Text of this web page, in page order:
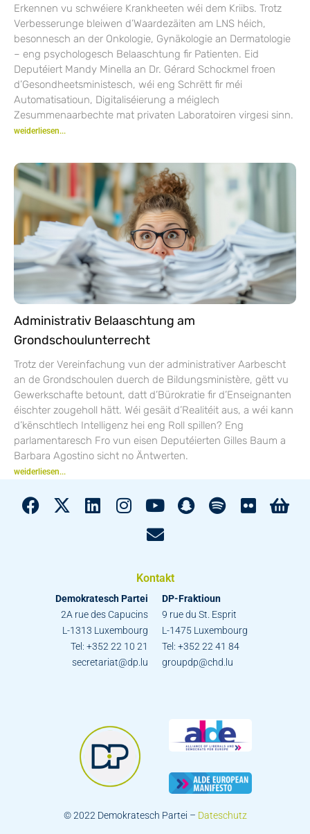
Erkennen vu schwéiere Krankheeten wéi dem Kriibs. Trotz
Verbesserunge bleiwen d’Waardezäiten am LNS héich,
besonnesch an der Onkologie, Gynäkologie an Dermatologie
– eng psychologesch Belaaschtung fir Patienten. Eid
Deputéiert Mandy Minella an Dr. Gérard Schockmel froen
d’Gesondheetsministesch, wéi eng Schrëtt fir méi
Automatisatioun, Digitaliséierung a méiglech
Zesummenaarbechte mat privaten Laboratoiren virgesi sinn.
weiderliesen...
Administrativ Belaaschtung am
Grondschoulunterrecht
Trotz der Vereinfachung vun der administrativer Aarbescht
an de Grondschoulen duerch de Bildungsministère, gëtt vu
Gewerkschafte betount, datt d’Bürokratie fir d’Enseignanten
éischter zougeholl hätt. Wéi gesäit d’Realitéit aus, a wéi kann
d’kënschtlech Intelligenz hei eng Roll spillen? Eng
parlamentaresch Fro vun eisen Deputéierten Gilles Baum a
Barbara Agostino sicht no Äntwerten.
weiderliesen...
Kontakt
Demokratesch Partei
2A rue des Capucins
L-1313 Luxembourg
Tel: +352 22 10 21
secretariat@dp.lu
DP-Fraktioun
9 rue du St. Esprit
L-1475 Luxembourg
Tel: +352 22 41 84
groupdp@chd.lu
© 2022 Demokratesch Partei – Dateschutz